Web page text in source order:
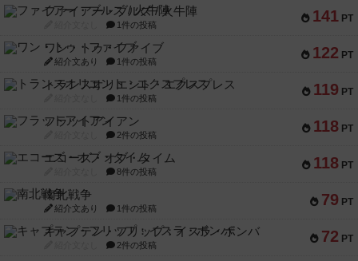
141 PT
ファイアー・ブルズ / 火牛陣
1件の投稿
122 PT
ワン・トゥ・ファイブ
紹介文あり 1件の投稿
119 PT
トランスオリエント・エクスプレス
1件の投稿
118 PT
フラットアイアン
2件の投稿
118 PT
エコーズ・オブ・タイム
8件の投稿
79 PT
南北戦争
紹介文あり 1件の投稿
72 PT
キャプテン・フリップ：イスラ・ボンバ
2件の投稿